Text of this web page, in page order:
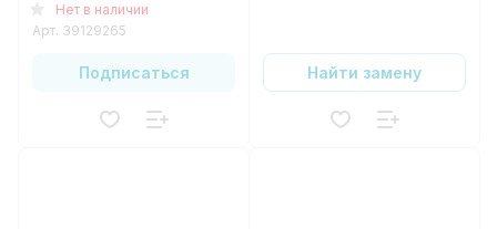
Нет в наличии
Арт. 39129265
Подписаться Найти замену